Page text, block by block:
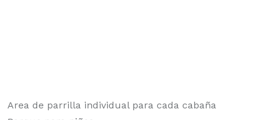
Area de parrilla individual para cada cabaña